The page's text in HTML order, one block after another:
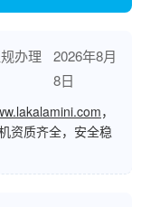
办理
2026年8月
8日
，
资质齐全，安全稳